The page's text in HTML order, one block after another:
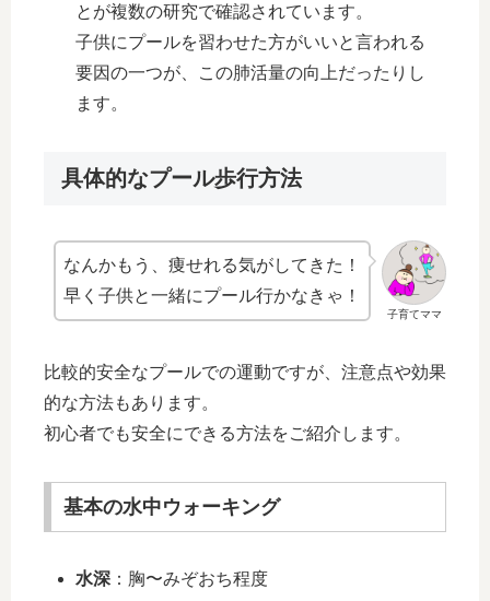
とが複数の研究で確認されています。
子供にプールを習わせた方がいいと言われる
要因の一つが、この肺活量の向上だったりし
ます。
具体的なプール歩行方法
子育てママ
なんかもう、痩せれる気がしてきた！
早く子供と一緒にプール行かなきゃ！
比較的安全なプールでの運動ですが、注意点や効果
的な方法もあります。
初心者でも安全にできる方法をご紹介します。
基本の水中ウォーキング
水深 ：胸〜みぞおち程度